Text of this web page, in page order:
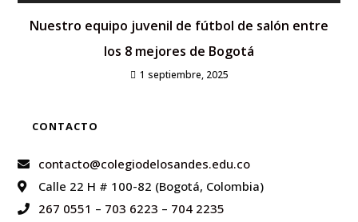
Nuestro equipo juvenil de fútbol de salón entre
los 8 mejores de Bogotá
1 septiembre, 2025
CONTACTO
contacto@colegiodelosandes.edu.co
Calle 22 H # 100-82 (Bogotá, Colombia)
267 0551 – 703 6223 – 704 2235